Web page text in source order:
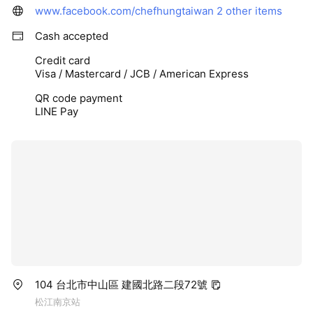
www.facebook.com/chefhungtaiwan 2 other items
Cash accepted
Credit card
Visa / Mastercard / JCB / American Express
QR code payment
LINE Pay
104 台北市中山區 建國北路二段72號
松江南京站